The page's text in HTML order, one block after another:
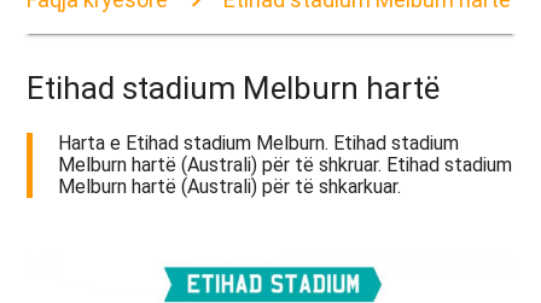
Etihad stadium Melburn hartë
Harta e Etihad stadium Melburn. Etihad stadium
Melburn hartë (Australi) për të shkruar. Etihad stadium
Melburn hartë (Australi) për të shkarkuar.